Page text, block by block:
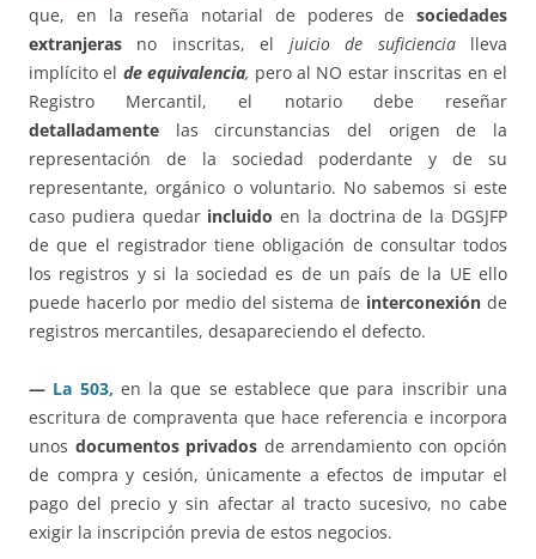
que, en la reseña notarial de poderes de sociedades
extranjeras no inscritas, el juicio de suficiencialleva
implícito el de equivalencia, pero al NO estar inscritas en el
Registro Mercantil, el notario debe reseñar
detalladamente las circunstancias del origen de la
representación de la sociedad poderdante y de su
representante, orgánico o voluntario. No sabemos si este
caso pudiera quedar incluido en la doctrina de la DGSJFP
de que el registrador tiene obligación de consultar todos
los registros y si la sociedad es de un país de la UE ello
puede hacerlo por medio del sistema de interconexión de
registros mercantiles, desapareciendo el defecto.
— La 503, en la que se establece que para inscribir una
escritura de compraventa que hace referencia e incorpora
unos documentos privados de arrendamiento con opción
de compra y cesión, únicamente a efectos de imputar el
pago del precio y sin afectar al tracto sucesivo, no cabe
exigir la inscripción previa de estos negocios.